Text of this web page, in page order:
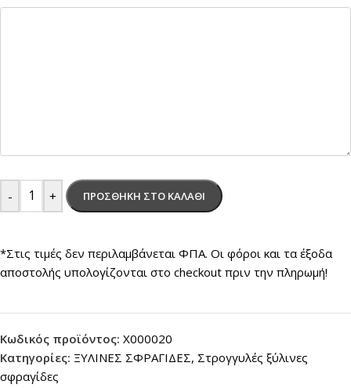
- + ΠΡΟΣΘΉΚΗ ΣΤΟ ΚΑΛΆΘΙ
*Στις τιμές δεν περιλαμβάνεται ΦΠΑ. Οι φόροι και τα έξοδα
αποστολής υπολογίζονται στο checkout πριν την πληρωμή!
Κωδικός προϊόντος: X000020
Κατηγορίες: ΞΥΛΙΝΕΣ ΣΦΡΑΓΙΔΕΣ, Στρογγυλές ξύλινες
σφραγίδες